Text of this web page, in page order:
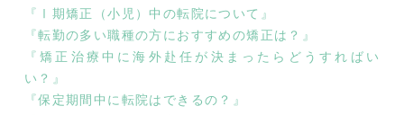
『Ⅰ期矯正（小児）中の転院について』
『転勤の多い職種の方におすすめの矯正は？』
『矯正治療中に海外赴任が決まったらどうすればい
い？』
『保定期間中に転院はできるの？』